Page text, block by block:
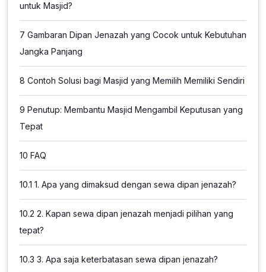
untuk Masjid?
7 Gambaran Dipan Jenazah yang Cocok untuk Kebutuhan
Jangka Panjang
8 Contoh Solusi bagi Masjid yang Memilih Memiliki Sendiri
9 Penutup: Membantu Masjid Mengambil Keputusan yang
Tepat
10 FAQ
10.1 1. Apa yang dimaksud dengan sewa dipan jenazah?
10.2 2. Kapan sewa dipan jenazah menjadi pilihan yang
tepat?
10.3 3. Apa saja keterbatasan sewa dipan jenazah?